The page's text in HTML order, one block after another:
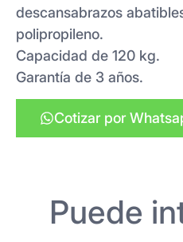
descansabrazos
polipropileno.
Capacidad de 120 kg.
Garantía de 3 años.
Cotizar por
Puede